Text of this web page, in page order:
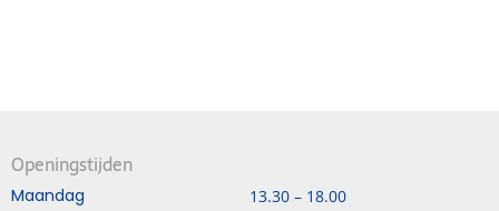
Openingstijden
Maandag
13.30 – 18.00